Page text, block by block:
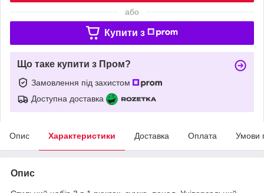
або
Купити з
Що таке купити з Пром?
Замовлення під захистом
Доступна доставка
Опис Характеристики Доставка Оплата Умови
Опис